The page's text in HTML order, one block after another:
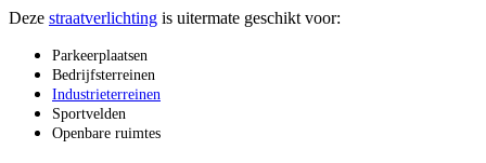
Deze straatverlichting is uitermate geschikt voor:
Parkeerplaatsen
Bedrijfsterreinen
Industrieterreinen
Sportvelden
Openbare ruimtes